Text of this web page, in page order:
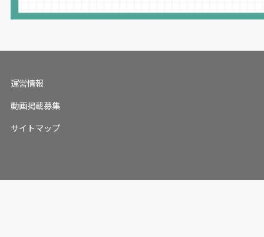
運営情報
動画掲載募集
サイトマップ